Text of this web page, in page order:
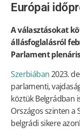
Európai
A választásokat
állásfoglalásról
Parlament
Szerbiában2023.
parlamenti,
köztük Belgrádban
Országos szinten a
belgrádi sikere